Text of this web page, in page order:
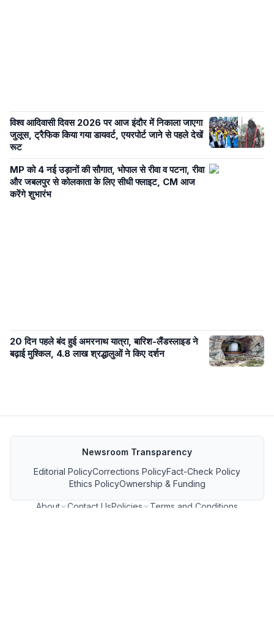
विश्व आदिवासी दिवस 2026 पर आज इंदौर में निकाला जाएगा
जुलूस, ट्रैफिक किया गया डायवर्ट, एयरपोर्ट जाने से पहले देखें
रूट
MP को 4 नई उड़ानों की सौगात, भोपाल से रीवा व पटना, रीवा
और जबलपुर से कोलकाता के लिए सीधी फ्लाइट, CM आज
करेंगे शुभारंभ
20 दिन पहले बंद हुई अमरनाथ यात्रा, बारिश-लैंडस्लाइड ने
बढ़ाई मुश्किल, 4.8 लाख श्रद्धालुओं ने किए दर्शन
Newsroom Transparency
Editorial PolicyCorrections PolicyFact-Check Policy
Ethics PolicyOwnership & Funding
About Contact UsPolicies
Terms and Conditions